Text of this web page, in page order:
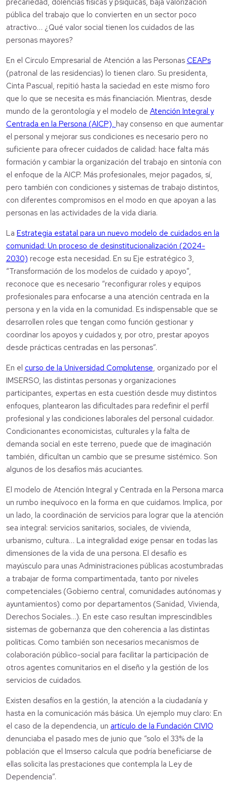
precariedad, dolencias físicas y psíquicas, baja valorización
pública del trabajo que lo convierten en un sector poco
atractivo… ¿Qué valor social tienen los cuidados de las
personas mayores?
En el Circulo Empresarial de Atención a las Personas CEAPs
(patronal de las residencias) lo tienen claro. Su presidenta,
Cinta Pascual, repitió hasta la saciedad en este mismo foro
que lo que se necesita es más financiación. Mientras, desde
mundo de la gerontología y el modelo de Atención Integral y
Centrada en la Persona (AICP), hay consenso en que aumentar
el personal y mejorar sus condiciones es necesario pero no
suficiente para ofrecer cuidados de calidad: hace falta más
formación y cambiar la organización del trabajo en sintonía con
el enfoque de la AICP. Más profesionales, mejor pagados, sí,
pero también con condiciones y sistemas de trabajo distintos,
con diferentes compromisos en el modo en que apoyan a las
personas en las actividades de la vida diaria.
La Estrategia estatal para un nuevo modelo de cuidados en la
comunidad: Un proceso de desinstitucionalización (2024-
2030) recoge esta necesidad. En su Eje estratégico 3,
“Transformación de los modelos de cuidado y apoyo”,
reconoce que es necesario “reconfigurar roles y equipos
profesionales para enfocarse a una atención centrada en la
persona y en la vida en la comunidad. Es indispensable que se
desarrollen roles que tengan como función gestionar y
coordinar los apoyos y cuidados y, por otro, prestar apoyos
desde prácticas centradas en las personas”.
En el curso de la Universidad Complutense, organizado por el
IMSERSO, las distintas personas y organizaciones
participantes, expertas en esta cuestión desde muy distintos
enfoques, plantearon las dificultades para redefinir el perfil
profesional y las condiciones laborales del personal cuidador.
Condicionantes economicistas, culturales y la falta de
demanda social en este terreno, puede que de imaginación
también, dificultan un cambio que se presume sistémico. Son
algunos de los desafíos más acuciantes.
El modelo de Atención Integral y Centrada en la Persona marca
un rumbo inequívoco en la forma en que cuidamos. Implica, por
un lado, la coordinación de servicios para lograr que la atención
sea integral: servicios sanitarios, sociales, de vivienda,
urbanismo, cultura… La integralidad exige pensar en todas las
dimensiones de la vida de una persona. El desafío es
mayúsculo para unas Administraciones públicas acostumbradas
a trabajar de forma compartimentada, tanto por niveles
competenciales (Gobierno central, comunidades autónomas y
ayuntamientos) como por departamentos (Sanidad, Vivienda,
Derechos Sociales…). En este caso resultan imprescindibles
sistemas de gobernanza que den coherencia a las distintas
políticas. Como también son necesarios mecanismos de
colaboración público-social para facilitar la participación de
otros agentes comunitarios en el diseño y la gestión de los
servicios de cuidados.
Existen desafíos en la gestión, la atención a la ciudadanía y
hasta en la comunicación más básica. Un ejemplo muy claro: En
el caso de la dependencia, un artículo de la Fundación CIVIO
denunciaba el pasado mes de junio que “solo el 33% de la
población que el Imserso calcula que podría beneficiarse de
ellas solicita las prestaciones que contempla la Ley de
Dependencia”.